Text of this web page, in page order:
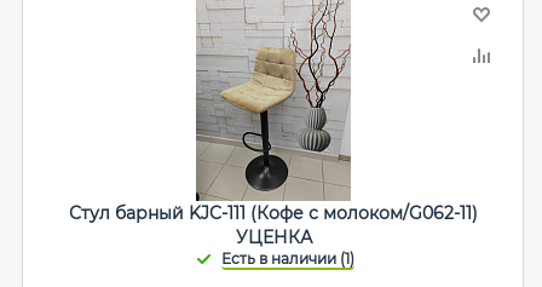
Стул барный KJC-111 (Кофе с молоком/G062-11)
УЦЕНКА